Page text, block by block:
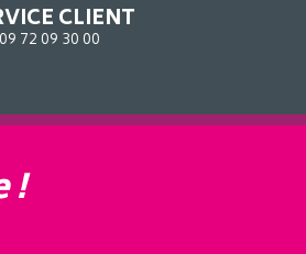
CLIENT
09 72 09 30 00
!